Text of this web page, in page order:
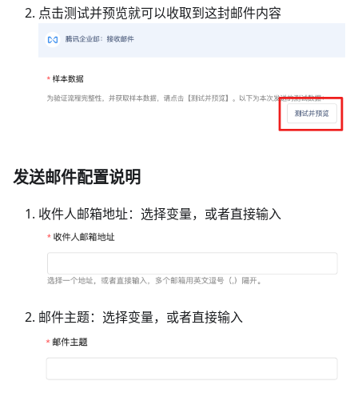
点击测试并预览就可以收取到这封邮件内容
发送邮件配置说明
收件人邮箱地址：选择变量，或者直接输入
邮件主题：选择变量，或者直接输入